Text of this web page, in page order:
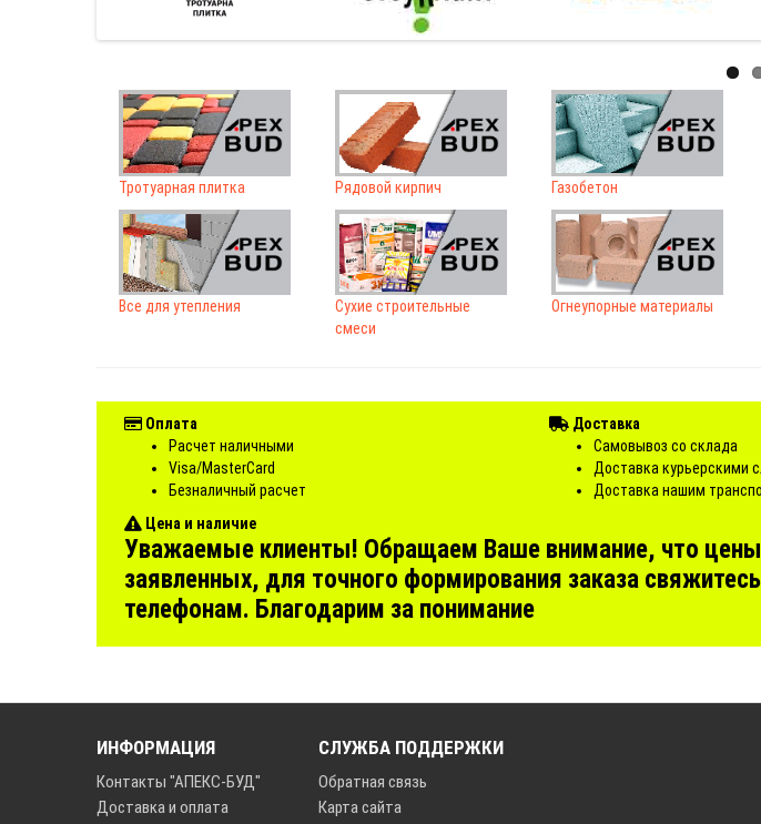
Тротуарная плитка Рядовой кирпич Газобетон
Все для утепления
Сухие строительные
смеси
Огнеупорные материалы
Оплата
Расчет наличными
Visa/MasterCard
Безналичный расчет
Доставка
Самовывоз со склада
Доставка курьерскими
Доставка нашим
Цена и наличие
Уважаемые клиенты! Обращаем Ваше внимание, что цены
заявленных, для точного формирования заказа
телефонам. Благодарим за понимание
ИНФОРМАЦИЯ
Контакты "АПЕКС-БУД"
Доставка и оплата
СЛУЖБА ПОДДЕРЖКИ
Обратная связь
Карта сайта